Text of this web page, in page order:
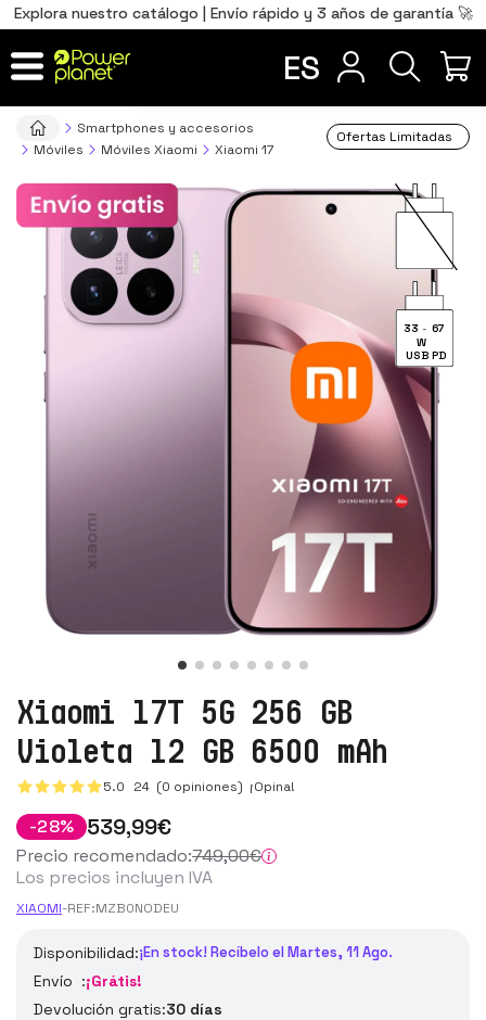
Explora nuestro catálogo | Envío rápido y 3 años de garantía 🚀
ES
Smartphones y accesorios
Móviles
Móviles Xiaomi Xiaomi 17
Ofertas Limitadas
33 - 67
W
USB PD
Xiaomi 17T 5G 256 GB
Violeta 12 GB 6500 mAh
5.0 24 (0 opiniones) ¡Opina!
-28% 539,99€
Precio recomendado:749,00€
Los precios incluyen IVA
XIAOMI-REF:MZB0NODEU
Disponibilidad:¡En stock! Recíbelo el Martes, 11 Ago.
Envío :¡Grátis!
Devolución gratis:30 días
Total 0,00€
IR AL CARRITO
Português
PT
FR